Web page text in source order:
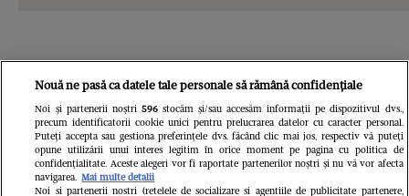
Nouă ne pasă ca datele tale personale să rămână confidențiale
Noi și partenerii noștri 596stocăm și/sau accesăm informații pe dispozitivul dvs.,
precum identificatorii cookie unici pentru prelucrarea datelor cu caracter personal.
Puteți accepta sau gestiona preferințele dvs. făcând clic mai jos, respectiv vă puteți
opune utilizării unui interes legitim în orice moment pe pagina cu politica de
confidențialitate. Aceste alegeri vor fi raportate partenerilor noștri și nu vă vor afecta
navigarea. Mai multe detalii
Noi si partenerii nostri (retelele de socializare si agentiile de publicitate partenere,